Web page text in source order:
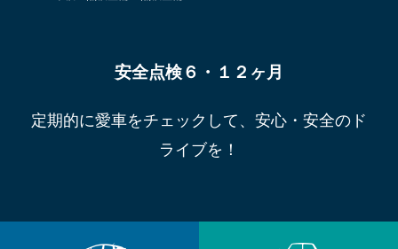
安全点検６・１２ヶ月
定期的に愛車をチェックして、安心・安全のド
ライブを！